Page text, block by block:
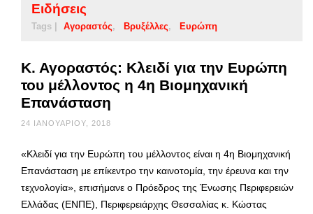
Ειδήσεις
Tags | Αγοραστός Βρυξέλλες Ευρώπη
Κ. Αγοραστός: Κλειδί για την Ευρώπη
του μέλλοντος η 4η Βιομηχανική
Επανάσταση
24 ΙΑΝΟΥΑΡΊΟΥ, 2018
«Κλειδί για την Ευρώπη του μέλλοντος είναι η 4η Βιομηχανική
Επανάσταση με επίκεντρο την καινοτομία, την έρευνα και την
τεχνολογία», επισήμανε ο Πρόεδρος της Ένωσης Περιφερειών
Ελλάδας (ΕΝΠΕ), Περιφερειάρχης Θεσσαλίας κ. Κώστας